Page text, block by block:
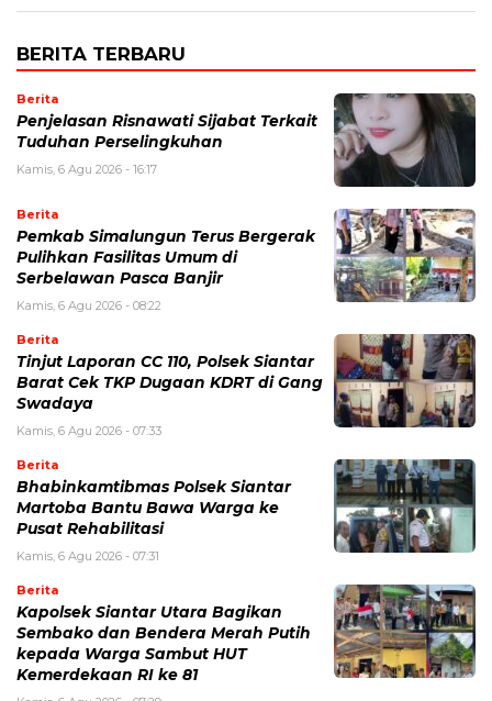
BERITA TERBARU
Berita
Penjelasan Risnawati Sijabat Terkait
Tuduhan Perselingkuhan
Kamis, 6 Agu 2026 - 16:17
Berita
Pemkab Simalungun Terus Bergerak
Pulihkan Fasilitas Umum di
Serbelawan Pasca Banjir
Kamis, 6 Agu 2026 - 08:22
Berita
Tinjut Laporan CC 110, Polsek Siantar
Barat Cek TKP Dugaan KDRT di Gang
Swadaya
Kamis, 6 Agu 2026 - 07:33
Berita
Bhabinkamtibmas Polsek Siantar
Martoba Bantu Bawa Warga ke
Pusat Rehabilitasi
Kamis, 6 Agu 2026 - 07:31
Berita
Kapolsek Siantar Utara Bagikan
Sembako dan Bendera Merah Putih
kepada Warga Sambut HUT
Kemerdekaan RI ke 81